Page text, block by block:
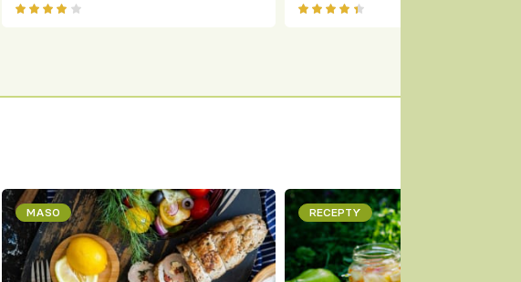
perfektní středomořský recept na
zimu
MASO RECEPTY